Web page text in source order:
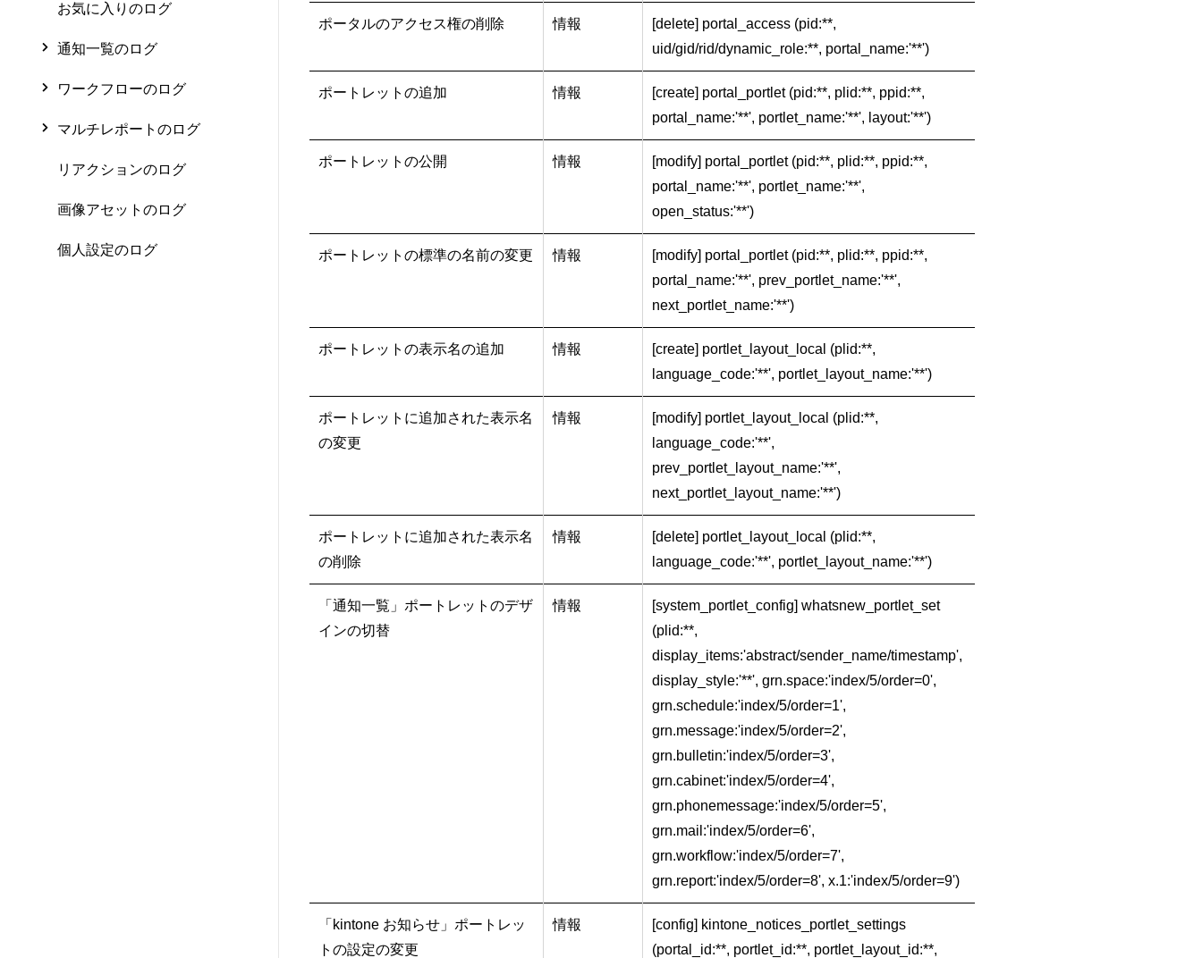
お気に入りのログ
通知一覧のログ
ワークフローのログ
マルチレポートのログ
リアクションのログ
画像アセットのログ
個人設定のログ
ポータルのアクセス権の削除 情報
[delete] portal_access (pid:**,
uid/gid/rid/dynamic_role:**, portal_name:'**')
ポートレットの追加 情報
[create] portal_portlet (pid:**, plid:**, ppid:**,
portal_name:'**', portlet_name:'**', layout:'**')
ポートレットの公開 情報
[modify] portal_portlet (pid:**, plid:**, ppid:**,
portal_name:'**', portlet_name:'**',
open_status:'**')
ポートレットの標準の名前の変更 情報
[modify] portal_portlet (pid:**, plid:**, ppid:**,
portal_name:'**', prev_portlet_name:'**',
next_portlet_name:'**')
ポートレットの表示名の追加 情報
[create] portlet_layout_local (plid:**,
language_code:'**', portlet_layout_name:'**')
ポートレットに追加された表示名
の変更
情報
[modify] portlet_layout_local (plid:**,
language_code:'**',
prev_portlet_layout_name:'**',
next_portlet_layout_name:'**')
ポートレットに追加された表示名
の削除
情報
[delete] portlet_layout_local (plid:**,
language_code:'**', portlet_layout_name:'**')
「通知一覧」ポートレットのデザ
インの切替
情報
[system_portlet_config] whatsnew_portlet_set
(plid:**,
display_items:'abstract/sender_name/timestamp',
display_style:'**', grn.space:'index/5/order=0',
grn.schedule:'index/5/order=1',
grn.message:'index/5/order=2',
grn.bulletin:'index/5/order=3',
grn.cabinet:'index/5/order=4',
grn.phonemessage:'index/5/order=5',
grn.mail:'index/5/order=6',
grn.workflow:'index/5/order=7',
grn.report:'index/5/order=8', x.1:'index/5/order=9')
「kintone お知らせ」ポートレッ
トの設定の変更
情報
[config] kintone_notices_portlet_settings
(portal_id:**, portlet_id:**, portlet_layout_id:**,